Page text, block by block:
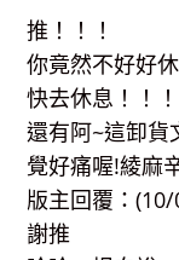
推！！！
你竟然不好好
快去休息！！！
還有阿~這卸貨
覺好痛喔!綾麻
版主回覆：
謝推